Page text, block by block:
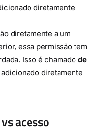
diretamente
diretamente a um
essa permissão tem
Isso é chamado de
diretamente
acesso